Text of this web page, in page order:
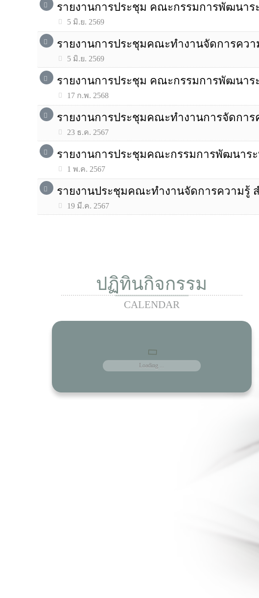
รายงานการประชุม คณะกรรมการพัฒนาร
5 มิ.ย. 2569
รายงานการประชุมคณะทำงานจัดการควา
5 มิ.ย. 2569
รายงานการประชุม คณะกรรมการพัฒนาร
17 ก.พ. 2568
รายงานการประชุมคณะทำงานการจัดการ
23 ธ.ค. 2567
รายงานการประชุมคณะกรรมการพัฒนาร
1 พ.ค. 2567
รายงานประชุมคณะทำงานจัดการความรู้
19 มี.ค. 2567
ปฏิทินกิจกรรม
CALENDAR
Loading ...